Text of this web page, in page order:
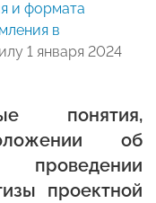
и формата
в
1 января 2024
понятия,
об
проектной